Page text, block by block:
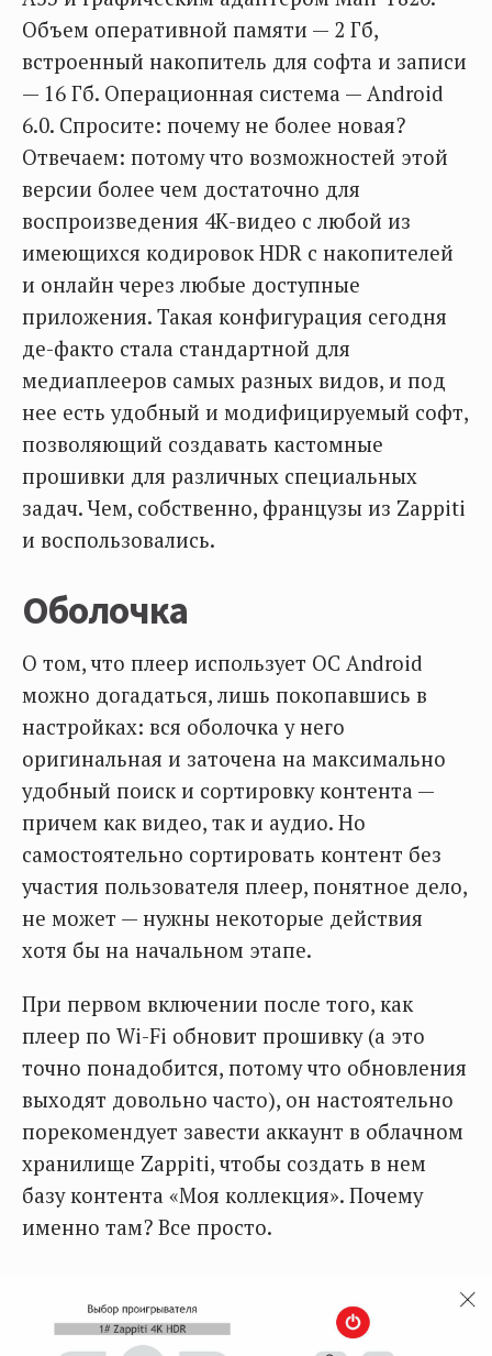
Объем оперативной памяти — 2 Гб,
встроенный накопитель для софта и записи
— 16 Гб. Операционная система — Android
6.0. Спросите: почему не более новая?
Отвечаем: потому что возможностей этой
версии более чем достаточно для
воспроизведения 4К-видео с любой из
имеющихся кодировок HDR с накопителей
и онлайн через любые доступные
приложения. Такая конфигурация сегодня
де-факто стала стандартной для
медиаплееров самых разных видов, и под
нее есть удобный и модифицируемый софт,
позволяющий создавать кастомные
прошивки для различных специальных
задач. Чем, собственно, французы из Zappiti
и воспользовались.
Оболочка
О том, что плеер использует ОС Android
можно догадаться, лишь покопавшись в
настройках: вся оболочка у него
оригинальная и заточена на максимально
удобный поиск и сортировку контента —
причем как видео, так и аудио. Но
самостоятельно сортировать контент без
участия пользователя плеер, понятное дело,
не может — нужны некоторые действия
хотя бы на начальном этапе.
При первом включении после того, как
плеер по Wi-Fi обновит прошивку (а это
точно понадобится, потому что обновления
выходят довольно часто), он настоятельно
порекомендует завести аккаунт в облачном
хранилище Zappiti, чтобы создать в нем
базу контента «Моя коллекция». Почему
именно там? Все просто.